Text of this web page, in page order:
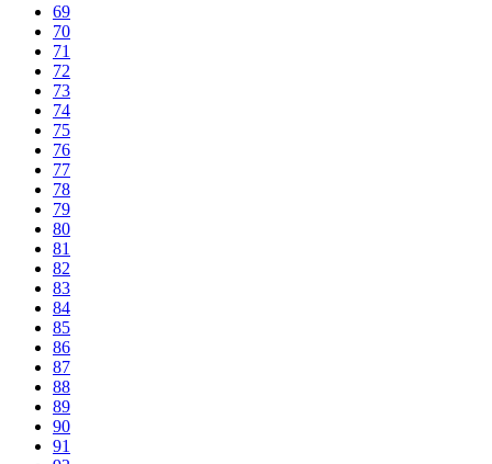
69
70
71
72
73
74
75
76
77
78
79
80
81
82
83
84
85
86
87
88
89
90
91